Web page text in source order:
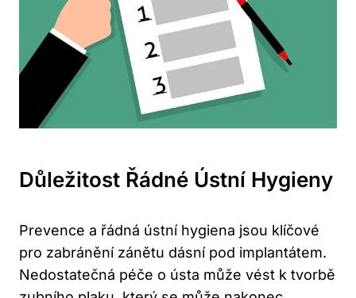
Důležitost Řádné Ústní Hygieny
Prevence a řádná ústní hygiena jsou klíčové
pro zabránění zánětu dásní pod implantátem.
Nedostatečná péče o ústa může vést k tvorbě